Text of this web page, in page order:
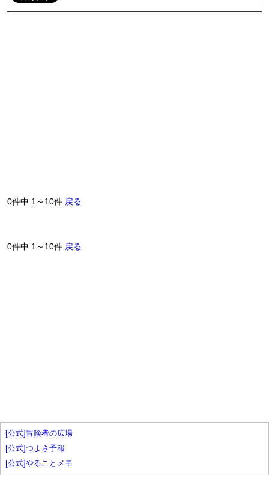
0件中 1～10件 戻る
0件中 1～10件 戻る
[公式]冒険者の広場
[公式]つよさ予報
[公式]やることメモ